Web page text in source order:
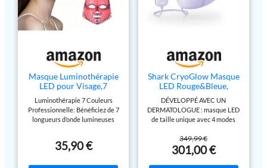
Masque Luminothérapie
LED pour Visage,7
Modes de Lumière avec
90 Perles LED,Masque
Facial Ergonomique
LED,Anti-Âge Anti-Rides
la Peau Rajeunissant
Anti-Acné Rechargeable
Luminothérapie 7 Couleurs
Professionnelle: Bénéficiez de 7
longueurs d’onde lumineuses
jaune, verte, cyan, violette et
35,90 €
Shark CryoGlow Masque
LED Rouge&Bleue,
Luminothérapie
Infrarouge FW312EUPL
DÉVELOPPÉ AVEC UN
DERMATOLOGUE : masque LED
de taille unique avec 4 modes
maison. Réduction prouvée des
rougeurs et de l’acné, en 8
semaines*. TECHNOLOGIE DE
349,99 €
301,00 €